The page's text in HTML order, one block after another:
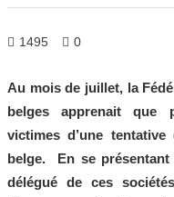
1495 0
Au mois de juillet, la
belges apprenait que
victimes d’une
belge. En se présentant
délégué de ces